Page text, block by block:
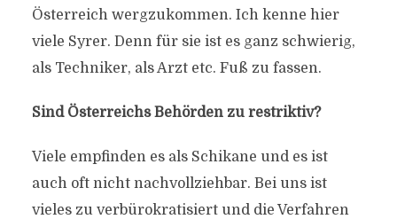
Österreich wergzukommen. Ich kenne hier
viele Syrer. Denn für sie ist es ganz schwierig,
als Techniker, als Arzt etc. Fuß zu fassen.
Sind Österreichs Behörden zu restriktiv?
Viele empfinden es als Schikane und es ist
auch oft nicht nachvollziehbar. Bei uns ist
vieles zu verbürokratisiert und die Verfahren